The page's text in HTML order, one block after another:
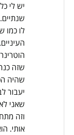
יש לי
לו כמו
שזה
שהיה
יעבור
שאני
וזה
אותי.